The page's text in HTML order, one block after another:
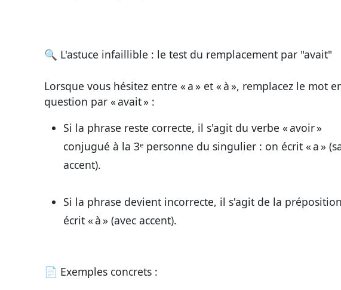
🔍 L'astuce infaillible : le test du remplacement par "avait"
Lorsque vous hésitez entre « a » et « à », remplacez le mot
question par « avait » :
Si la phrase reste correcte, il s'agit du verbe « avoir »
conjugué à la 3ᵉ personne du singulier : on écrit « a »
accent).
Si la phrase devient incorrecte, il s'agit de la
écrit « à » (avec accent).
📄 Exemples concrets :